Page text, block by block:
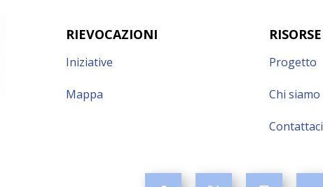
RIEVOCAZIONI
Iniziative
Mappa
RISORSE
Progetto
Chi siamo
Contattaci